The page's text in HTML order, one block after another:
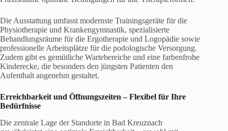
Die Ausstattung umfasst modernste Trainingsgeräte für die
Physiotherapie und Krankengymnastik, spezialisierte
Behandlungsräume für die Ergotherapie und Logopädie sowie
professionelle Arbeitsplätze für die podologische Versorgung.
Zudem gibt es gemütliche Wartebereiche und eine farbenfrohe
Kinderecke, die besonders den jüngsten Patienten den
Aufenthalt angenehm gestaltet.
Erreichbarkeit und Öffnungszeiten – Flexibel für Ihre
Bedürfnisse
Die zentrale Lage der Standorte in Bad Kreuznach